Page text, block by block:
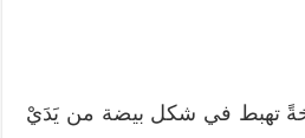
تهبط في شكل بيضة من يَدَيْ